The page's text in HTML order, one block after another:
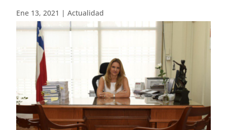
Ene 13, 2021 |Actualidad